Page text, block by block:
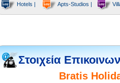
Hotels | Apts-Studios |
Στοιχεία
Bratis